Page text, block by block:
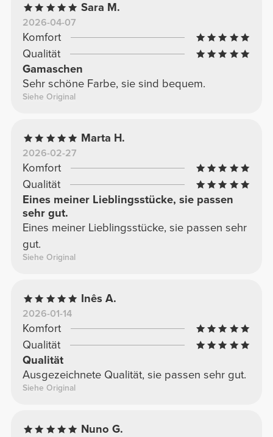
Sara M.
2026-04-07
Komfort
Qualität
Gamaschen
Sehr schöne Farbe, sie sind bequem.
Siehe Original
Marta H.
2026-02-27
Komfort
Qualität
Eines meiner Lieblingsstücke, sie passen
sehr gut.
Eines meiner Lieblingsstücke, sie passen sehr
gut.
Siehe Original
Inês A.
2026-01-14
Komfort
Qualität
Qualität
Ausgezeichnete Qualität, sie passen sehr gut.
Siehe Original
Nuno G.